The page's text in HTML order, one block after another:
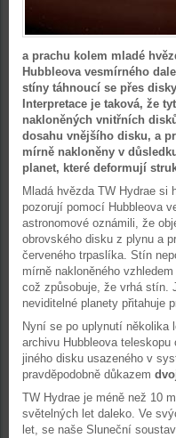
a prachu kolem mladé
Hubbleova vesmírného
stíny táhnoucí se přes
Interpretace je taková, že
nakloněných vnitřních
dosahu vnějšího disku, a
mírně nakloněny v
planet, které deformují
Mladá hvězda TW Hydrae si
pozorují pomocí Hubbleova
astronomové oznámili, že
obrovského disku z plynu a
červeného trpaslíka. Stín
mírně nakloněného
což způsobuje, že vrhá stín.
neviditelné planety přitahuje
Nyní se po uplynutí několika
archivu Hubbleova
jiného disku usazeného v
pravděpodobně důkazem
TW Hydrae je méně než 10
světelných let daleko. Ve
let, se naše Sluneční